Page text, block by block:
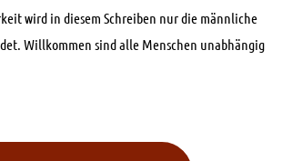
wird in diesem Schreiben nur die männliche
Willkommen sind alle Menschen unabhängig